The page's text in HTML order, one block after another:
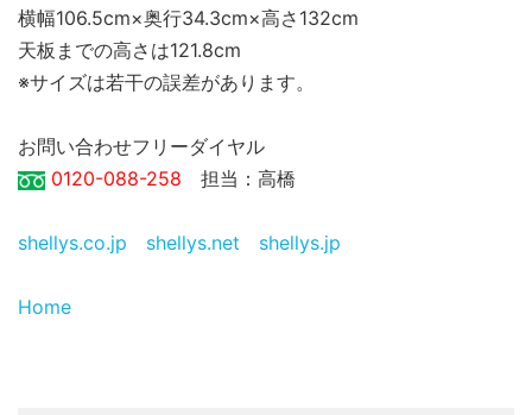
横幅106.5cm×奥行34.3cm×高さ132cm
天板までの高さは121.8cm
※サイズは若干の誤差があります。
お問い合わせフリーダイヤル
0120-088-258 担当：高橋
shellys.co.jp shellys.net shellys.jp
Home